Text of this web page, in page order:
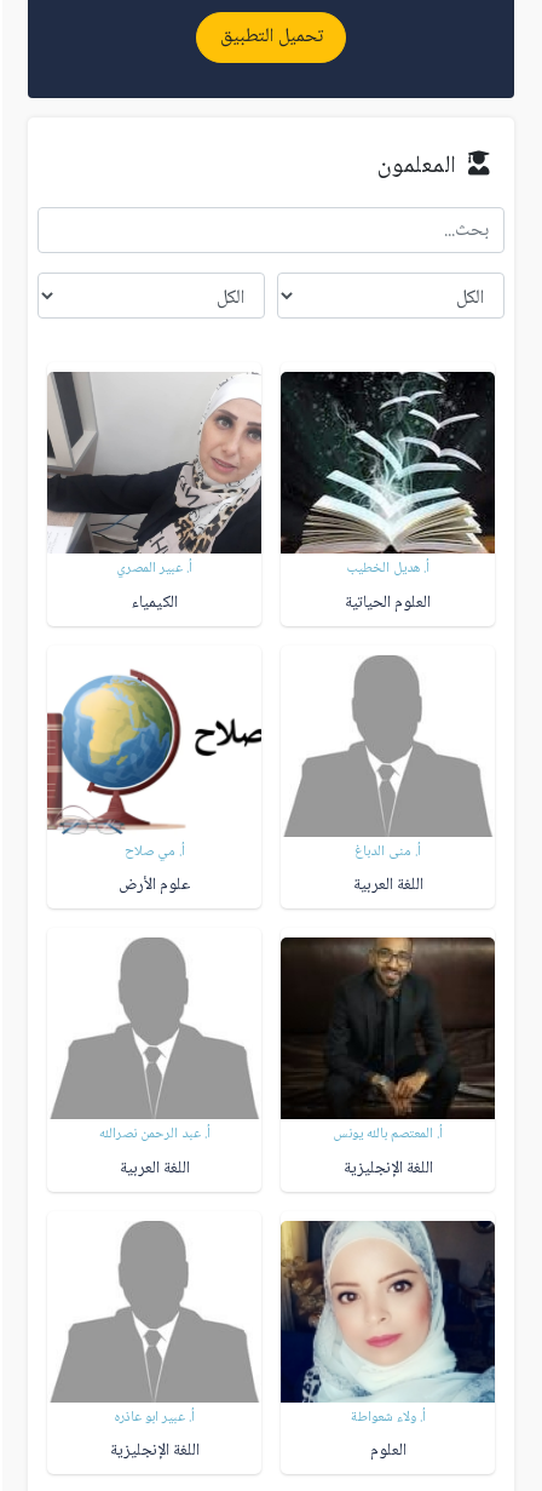
تحميل التطبيق
المعلمون
أ. هديل الخطيب
العلوم الحياتية
أ. عبير المصري
الكيمياء
أ. منى الدباغ
اللغة العربية
أ. مي صلاح
علوم الأرض
أ. المعتصم بالله يونس
اللغة الإنجليزية
أ. عبد الرحمن نصرالله
اللغة العربية
أ. ولاء شعواطة
العلوم
أ. عبير ابو عاذره
اللغة الإنجليزية